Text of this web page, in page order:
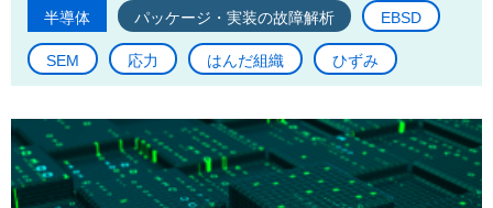
半導体 パッケージ・実装の故障解析 EBSD
SEM 応力 はんだ組織 ひずみ